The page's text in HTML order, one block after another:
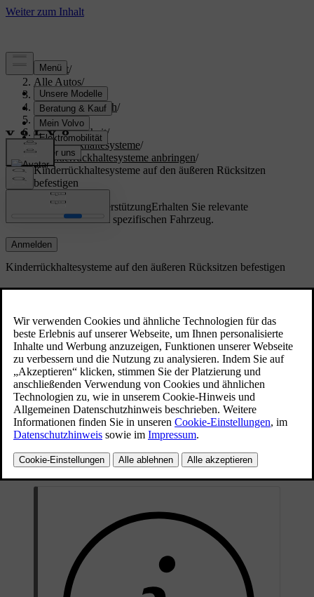
Support/
Alle Autos/
S60 2024/
Benutzerhandbuch/
Sicherheit/
Kindersicherheit/
Kinderrückhaltesysteme/
Kinderrückhaltesysteme anbringen/
Kinderrückhaltesysteme auf den äußeren Rücksitzen
befestigen
Maßgeschneiderte UnterstützungErhalten Sie relevante
Informationen zu Ihrem spezifischen Fahrzeug.
Anmelden
Aktualisiert 16.04.2025
Kinderrückhaltesysteme auf den äußeren Rücksitzen befestigen
Für die sichere Befestigung eines
Fond müssen wichtige Informationen zur Kenntnis
genommen und bestimmte Empfehlungen befolgt
werden.
Bei Montage eines Kinderrückhaltesystems auf den äußeren Sitzen
im Fond können Sie die ISOFIX-sowie die oberen und unteren
Verankerungspunkte verwenden.
Auf diesen Sitzen dürfen i-Size-konforme Kinderrückhaltesysteme
montiert werden.